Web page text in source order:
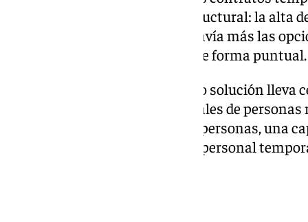
convertido en un problema estructural: la alta
durante esos meses reduce todavía más las
para quienes llegan a trabajar de forma puntual.
El edificio que CSIF señala como solución lleva
usaba para estancias vacacionales de
podría acoger a un centenar de personas, una
el problema de alojamiento del personal